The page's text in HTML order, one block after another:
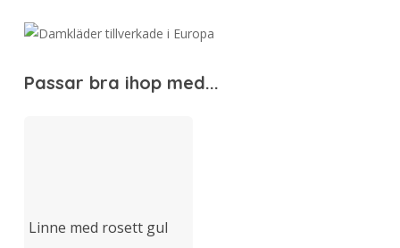
Passar bra ihop med...
Linne med rosett gul